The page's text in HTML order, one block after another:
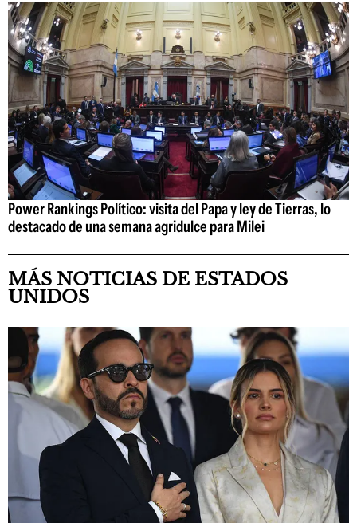
Power Rankings Político: visita del Papa y ley de Tierras, lo
destacado de una semana agridulce para Milei
MÁS NOTICIAS DE ESTADOS
UNIDOS